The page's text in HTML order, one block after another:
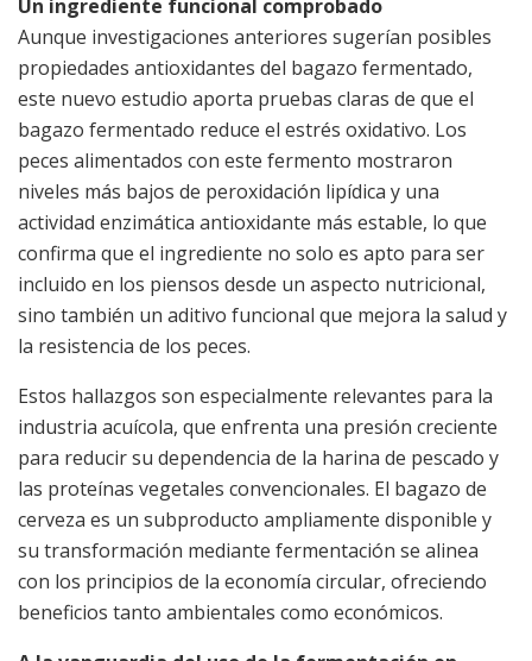
Un ingrediente funcional comprobado
Aunque investigaciones anteriores sugerían posibles
propiedades antioxidantes del bagazo fermentado,
este nuevo estudio aporta pruebas claras de que el
bagazo fermentado reduce el estrés oxidativo. Los
peces alimentados con este fermento mostraron
niveles más bajos de peroxidación lipídica y una
actividad enzimática antioxidante más estable, lo que
confirma que el ingrediente no solo es apto para ser
incluido en los piensos desde un aspecto nutricional,
sino también un aditivo funcional que mejora la salud y
la resistencia de los peces.
Estos hallazgos son especialmente relevantes para la
industria acuícola, que enfrenta una presión creciente
para reducir su dependencia de la harina de pescado y
las proteínas vegetales convencionales. El bagazo de
cerveza es un subproducto ampliamente disponible y
su transformación mediante fermentación se alinea
con los principios de la economía circular, ofreciendo
beneficios tanto ambientales como económicos.